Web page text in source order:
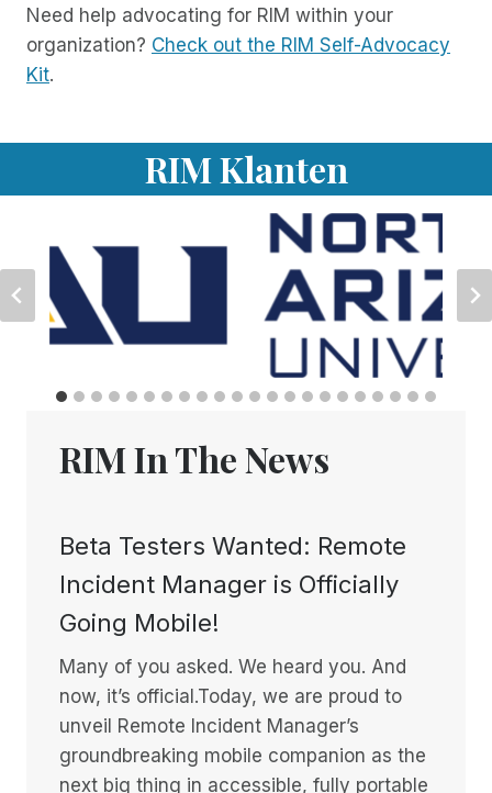
Need help advocating for RIM within your
organization? Check out the RIM Self-Advocacy
Kit.
RIM Klanten
RIM In The News
Beta Testers Wanted: Remote
Incident Manager is Officially
Going Mobile!
Many of you asked. We heard you. And
now, it’s official.Today, we are proud to
unveil Remote Incident Manager’s
groundbreaking mobile companion as the
next big thing in accessible, fully portable